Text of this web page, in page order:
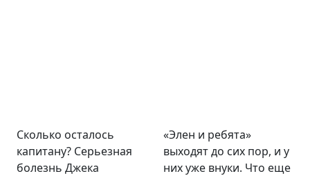
Сколько осталось
капитану? Серьезная
болезнь Джека
«Элен и ребята»
выходят до сих пор, и у
них уже внуки. Что еще